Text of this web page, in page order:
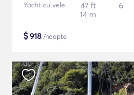
Yacht cu vele
47 ft
14 m
6
$918 /noapte